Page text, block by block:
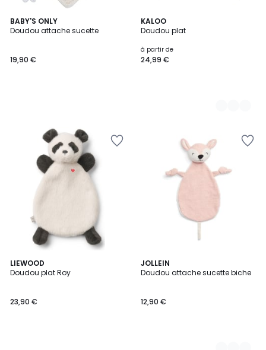
BABY'S ONLY
Doudou attache sucette
19,90 €
KALOO
Doudou plat
à partir de
24,99 €
2
Couleurs
LIEWOOD
Doudou plat Roy
23,90 €
JOLLEIN
Doudou attache sucette biche
12,90 €
2
Couleurs